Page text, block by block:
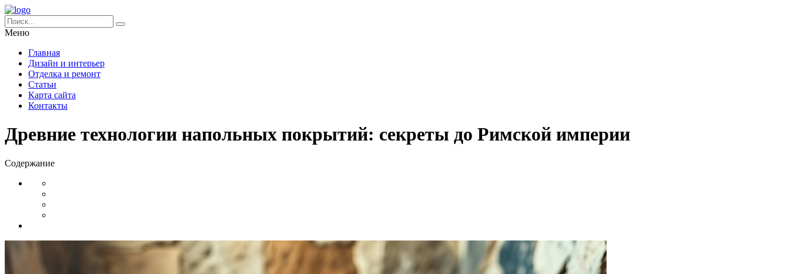
Меню
Главная
Дизайн и интерьер
Отделка и ремонт
Статьи
Карта сайта
Контакты
Древние технологии напольных покрытий: секреты до Римской империи
Содержание